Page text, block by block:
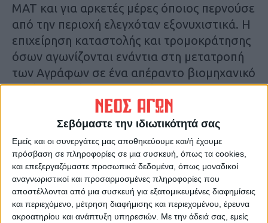
Σεβόμαστε την ιδιωτικότητά σας
Εμείς και οι συνεργάτες μας αποθηκεύουμε και/ή έχουμε
πρόσβαση σε πληροφορίες σε μια συσκευή, όπως τα cookies,
και επεξεργαζόμαστε προσωπικά δεδομένα, όπως μοναδικοί
αναγνωριστικοί και προσαρμοσμένες πληροφορίες που
αποστέλλονται από μια συσκευή για εξατομικευμένες διαφημίσεις
και περιεχόμενο, μέτρηση διαφήμισης και περιεχομένου, έρευνα
ακροατηρίου και ανάπτυξη υπηρεσιών. Με την άδειά σας, εμείς
ΜΑΤ και για αρκετές μέρες όποιος περνούσε
από την περιοχή ελεγχόταν εξονυχιστικά. Η
επιχείρηση καταστολής και τρομοκράτησης
όσων αγωνίζονται ενάντια στη μετατροπή
των Αγράφων σε ένα απέραντο βιομηχανικό
τοπίο συνεχίζεται με αμείωτη ένταση.
Έπειτα από την καταστολή των
κινητοποιήσεων στο Δημαρχείο της
Καρδίτσας, όπου πλήθος κόσμου επιχείρησε
να μπλοκάρει τη δημοπρασία δασικών
τεμαχίων στους επενδυτές, και τις διώξεις
σε τέσσερις αγωνιστές του κινήματος, χθες
βιώσαμε για ακόμα μια φορά την
κλιμάκωση της καταστολής.